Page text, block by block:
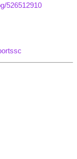
526512910